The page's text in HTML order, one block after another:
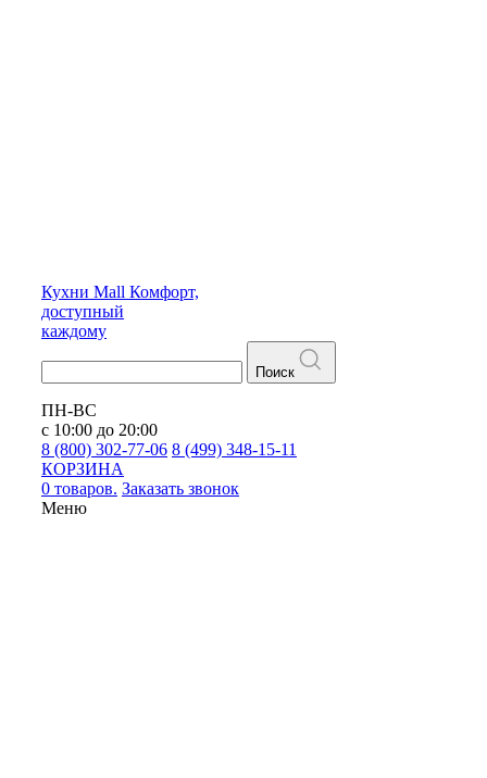
Кухни Mall Комфорт,
доступный
каждому
Поиск
ПН-ВС
с 10:00 до 20:00
8 (800) 302-77-06 8 (499) 348-15-11
КОРЗИНА
0 товаров. Заказать звонок
Меню